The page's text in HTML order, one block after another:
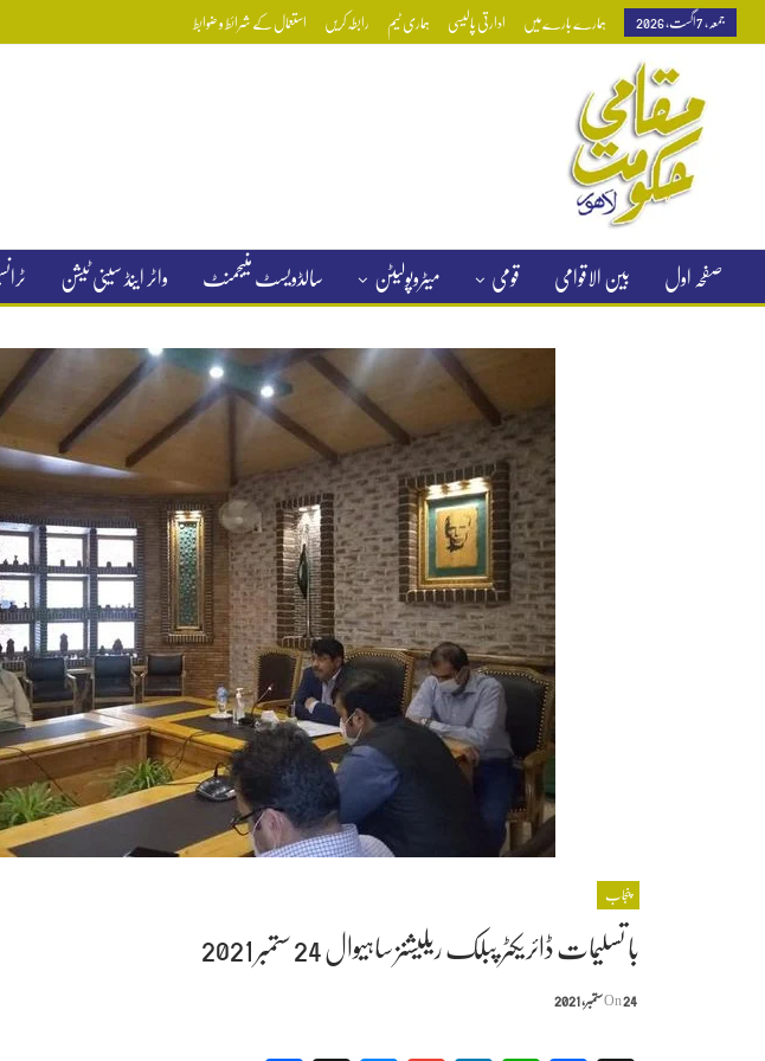
جمعہ, 7 اگست, 2026 ہمارے بارے میں ادارتی پالیسی ہماری ٹیم رابطہ کریں استعمال کے شرائط و ضوابط
صفحہ اول بین الاقوامی قومی میٹروپولیٹن سالڈویسٹ منیجمنٹ واٹر اینڈ سینی ٹیشن
پنجاب
با تسلیمات ڈائریکٹر پبلک ریلیشنز ساہیوال 24 ستمبر 2021
On 24 ستمبر, 2021